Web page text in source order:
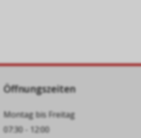
Öffnungszeiten
Montag bis Freitag
07:30 - 12:00